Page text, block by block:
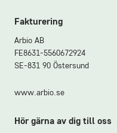
Fakturering
Arbio AB
FE8631-5560672924
SE-831 90 Östersund
www.arbio.se
Hör gärna av dig till oss